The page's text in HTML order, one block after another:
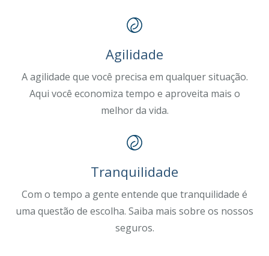
Agilidade
A agilidade que você precisa em qualquer situação.
Aqui você economiza tempo e aproveita mais o
melhor da vida.
Tranquilidade
Com o tempo a gente entende que tranquilidade é
uma questão de escolha. Saiba mais sobre os nossos
seguros.